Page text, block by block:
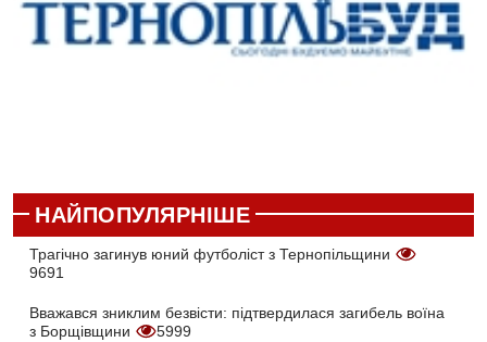
НАЙПОПУЛЯРНІШЕ
Трагічно загинув юний футболіст з Тернопільщини
9691
Вважався зниклим безвісти: підтвердилася загибель воїна
з Борщівщини
5999